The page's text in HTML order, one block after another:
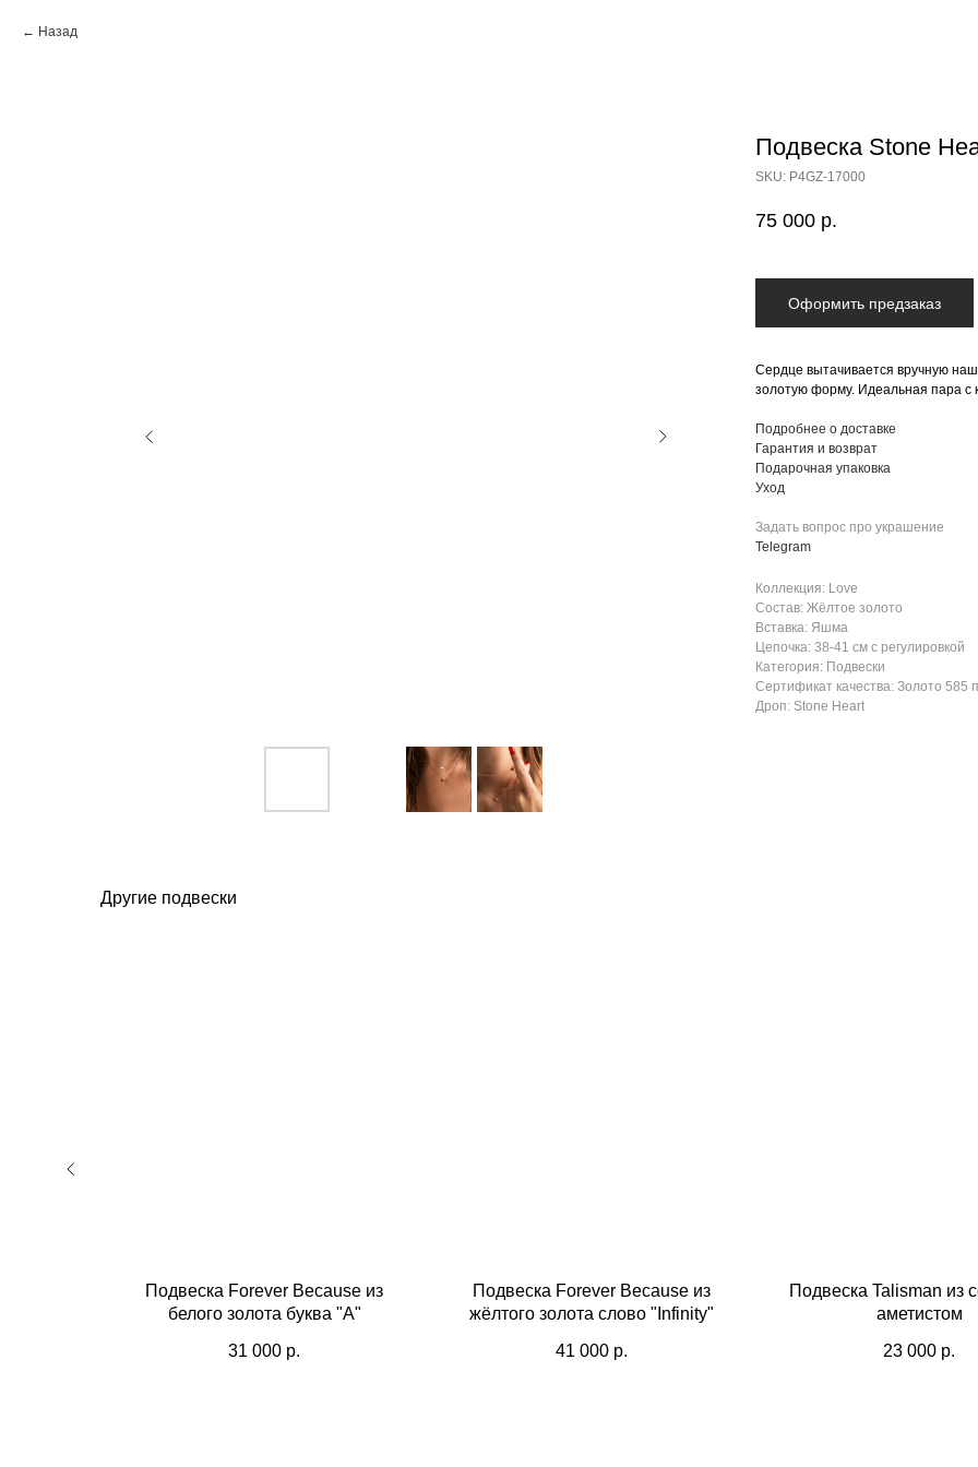
Назад
Подвеска Stone
SKU: P4GZ-17000
75 000 р.
Оформить предзаказ
Сердце вытачивается вручную
золотую форму. Идеальная пара с
Подробнее о доставке
Гарантия и возврат
Подарочная упаковка
Уход
Задать вопрос про украшение
Telegram
Коллекция: Love
Состав: Жёлтое золото
Вставка: Яшма
Цепочка: 38-41 см с регулировкой
Категория: Подвески
Сертификат качества: Золото 585
Дроп: Stone Heart
Другие подвески
Подвеска Forever Because из
белого золота буква "A"
31 000 р.
Подвеска Forever Because из
жёлтого золота слово "Infinity"
41 000 р.
Подвеска Talisman из
аметистом
23 000 р.